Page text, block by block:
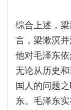
综合上述，
言，梁漱溟
他对毛泽东
无论从历史
国人的问题
东。毛泽东